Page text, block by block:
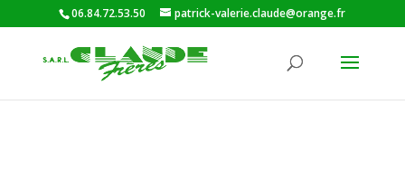
06.84.72.53.50 patrick-valerie.claude@orange.fr